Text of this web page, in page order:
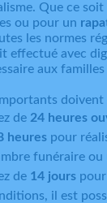
Que ce
ou pour un
les normes
effectué avec
aux
de 24 heures
heures pour
funéraire ou
de 14 jours
il est